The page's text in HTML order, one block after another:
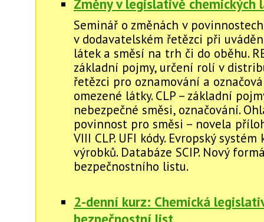
Změny v legislativě chemických
Seminář o změnách v povinnostech
v dodavatelském řetězci při
látek a směsí na trh či do oběhu.
základní pojmy, určení rolí v
řetězci pro oznamování a
omezené látky. CLP – základní
nebezpečné směsi, označování.
povinnost pro směsi – novela
VIII CLP. UFI kódy. Evropský
výrobků. Databáze SCIP. Nový
bezpečnostního listu.
2-denní kurz: Chemická